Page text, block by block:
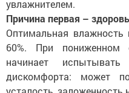
увлажнителем.
Причина первая –
Оптимальная
60%. При пониженном
начинает
дискомфорта: может